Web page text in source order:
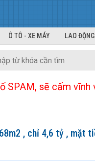
Ô TÔ - XE MÁY LAO
SPAM, sẽ cấm vĩnh
, chỉ 4,6 tỷ , mặt